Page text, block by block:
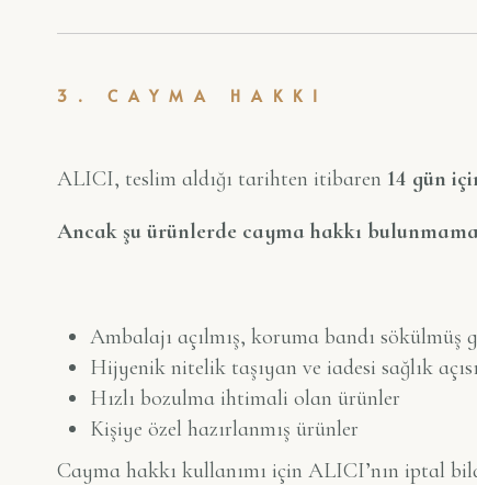
3. CAYMA HAKKI
ALICI, teslim aldığı tarihten itibaren 14 gün
Ancak şu ürünlerde cayma hakkı
Ambalajı açılmış, koruma bandı sökülmüş
Hijyenik nitelik taşıyan ve iadesi sağlık
Hızlı bozulma ihtimali olan ürünler
Kişiye özel hazırlanmış ürünler
Cayma hakkı kullanımı için ALICI’nın iptal